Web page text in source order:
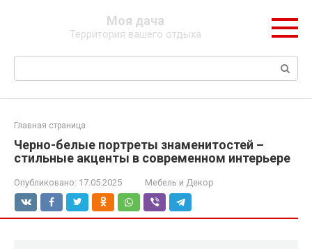
Моя дача
Территория вашего отдыха
Поиск:
Главная страница
Черно-белые портреты знаменитостей –
стильные акценты в современном интерьере
Опубликовано: 17.05.2025 Мебель и Декор